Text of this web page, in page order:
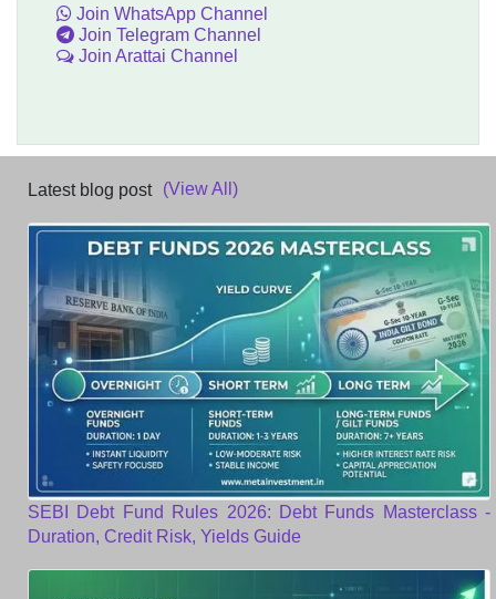
Join WhatsApp Channel
Join Telegram Channel
Join Arattai Channel
Latest blog post (View All)
SEBI Debt Fund Rules 2026: Debt Funds Masterclass -
Duration, Credit Risk, Yields Guide